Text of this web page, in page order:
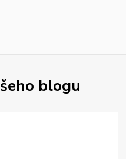
blogu